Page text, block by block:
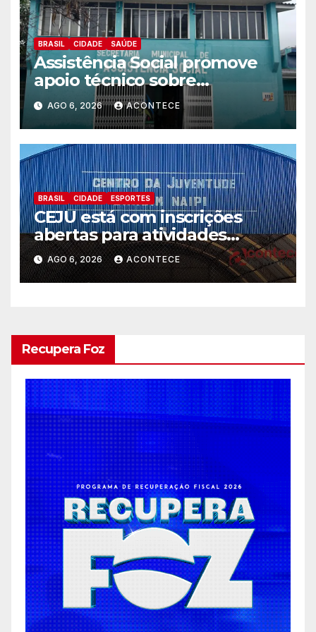
BRASIL CIDADE SAÚDE
Assistência Social promove
apoio técnico sobre
preparação e resposta a
situações de emergência e
calamidade pública
AGO 6, 2026 ACONTECE
BRASIL CIDADE ESPORTES
CEJU está com inscrições
abertas para atividades
gratuitas
AGO 6, 2026 ACONTECE
Recupera Foz